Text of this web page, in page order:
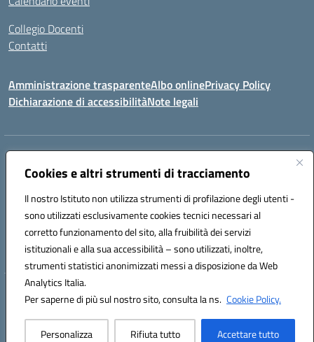
Cookies e altri strumenti di tracciamento
Il nostro Istituto non utilizza strumenti di profilazione degli utenti -
sono utilizzati esclusivamente cookies tecnici necessari al
corretto funzionamento del sito, alla fruibilità dei servizi
istituzionali e alla sua accessibilità – sono utilizzati, inoltre,
strumenti statistici anonimizzati messi a disposizione da Web
Analytics Italia.
Per saperne di più sul nostro sito, consulta la ns. Cookie Policy.
Personalizza Rifiuta tutto Accettare tutto
Collegio Docenti
Contatti
Amministrazione trasparenteAlbo onlinePrivacy Policy
Dichiarazione di accessibilitàNote legali
Indirizzo:
Centralino:+39 0836.341064 Email:leic81300l@istruzione.it
Codice fiscale: 92012610751
Codice meccanografico:
LEIC81300L
Codice unico di fatturazione (CUF): UF1W44
Hosting & Powered by 3D Solution S.r.l.
Concept & Design by Designers Italia